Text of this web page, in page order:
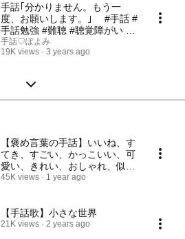
手話｢分かりません。もう一
度、お願いします。｣ #手話 #
手話勉強 #難聴 #聴覚障がい #
手話学 #わからない #もう一度
#お願いします #音声なし #手話
手話♡ぽよみ
19K views
3 years ago
【褒め言葉の手話】いいね、す
てき、すごい、かっこいい、可
愛い、きれい、おしゃれ、似合
う、おいしい、上手、拍手、お
45K views 1 year ago
【手話歌】小さな世界
21K views 2 years ago